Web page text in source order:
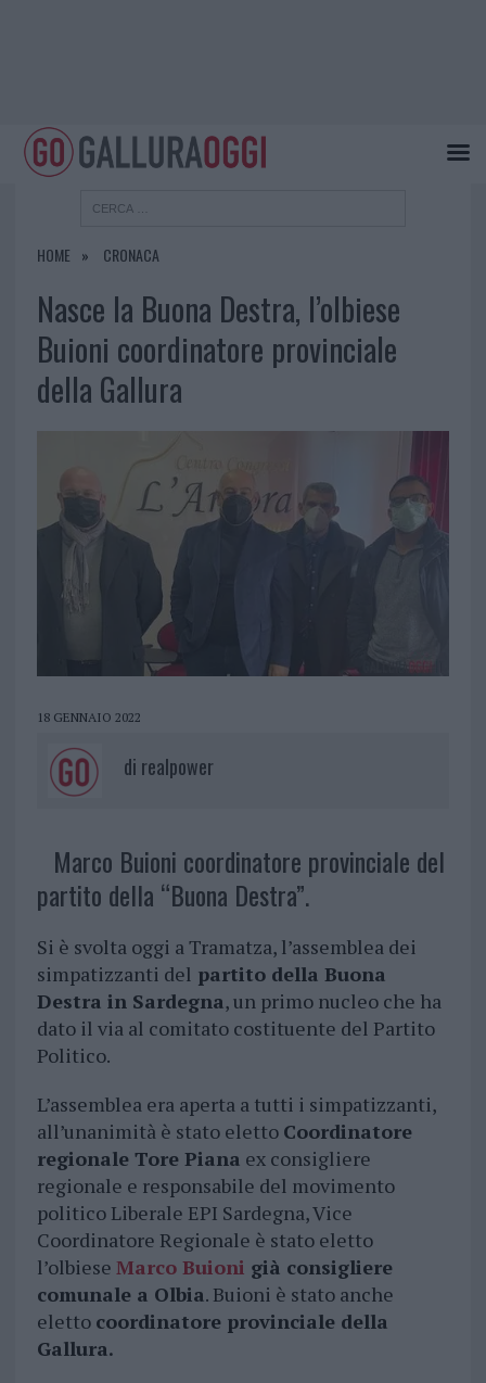
HOME CRONACA
Nasce la Buona Destra, l’olbiese
Buioni coordinatore provinciale
della Gallura
18 GENNAIO 2022
di realpower
Marco Buioni coordinatore provinciale del
partito della “Buona Destra”.
Si è svolta oggi a Tramatza, l’assemblea dei
simpatizzanti del partito della Buona
Destra in Sardegna, un primo nucleo che ha
dato il via al comitato costituente del Partito
Politico.
L’assemblea era aperta a tutti i simpatizzanti,
all’unanimità è stato eletto Coordinatore
regionale Tore Piana ex consigliere
regionale e responsabile del movimento
politico Liberale EPI Sardegna, Vice
Coordinatore Regionale è stato eletto
l’olbiese Marco Buioni già consigliere
comunale a Olbia. Buioni è stato anche
eletto coordinatore provinciale della
Gallura.